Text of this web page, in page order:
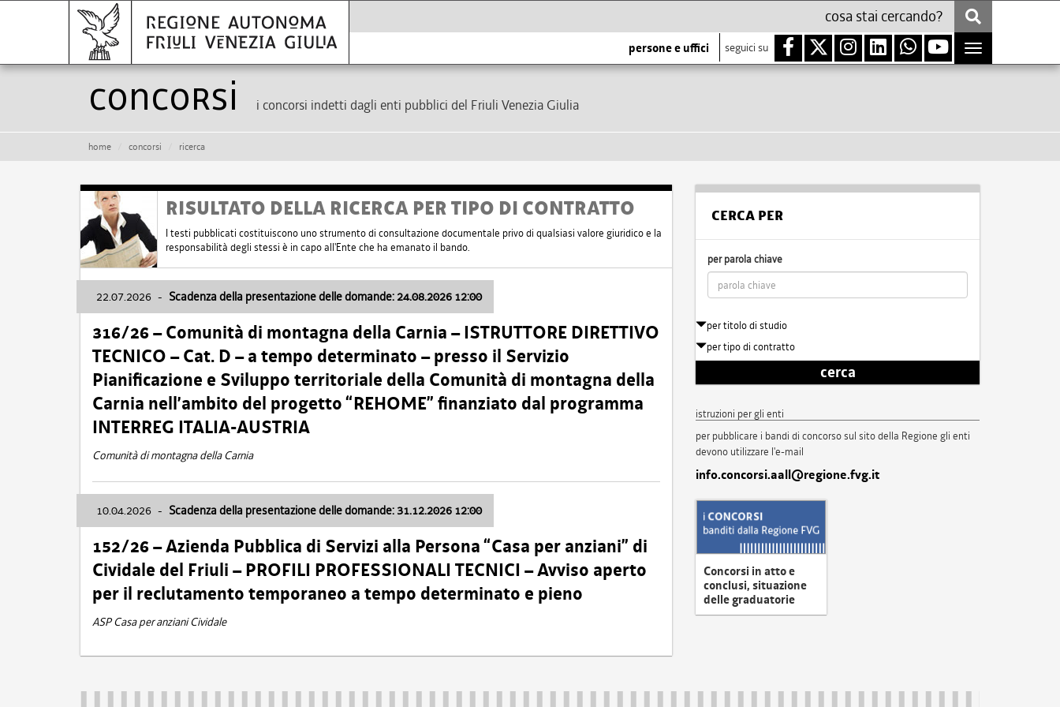
persone e uffici seguici su
Toggle
navigation
Concorsi i concorsi indetti dagli enti pubblici del Friuli Venezia Giulia
home concorsi ricerca
RISULTATO DELLA RICERCA PER TIPO DI CONTRATTO
I testi pubblicati costituiscono uno strumento di consultazione documentale privo di qualsiasi valore giuridico e la
responsabilità degli stessi è in capo all'Ente che ha emanato il bando.
22.07.2026 - Scadenza della presentazione delle domande: 24.08.2026 12:00
316/26 – Comunità di montagna della Carnia – ISTRUTTORE DIRETTIVO
TECNICO – Cat. D – a tempo determinato – presso il Servizio
Pianificazione e Sviluppo territoriale della Comunità di montagna della
Carnia nell’ambito del progetto “REHOME” finanziato dal programma
INTERREG ITALIA-AUSTRIA
Comunità di montagna della Carnia
10.04.2026 - Scadenza della presentazione delle domande: 31.12.2026 12:00
152/26 – Azienda Pubblica di Servizi alla Persona “Casa per anziani” di
Cividale del Friuli – PROFILI PROFESSIONALI TECNICI – Avviso aperto
per il reclutamento temporaneo a tempo determinato e pieno
ASP Casa per anziani Cividale
CERCA PER
per parola chiave
per titolo di studio
per tipo di contratto
cerca
istruzioni per gli enti
per pubblicare i bandi di concorso sul sito della Regione gli enti
devono utilizzare l'e-mail
info.concorsi.aall@regione.fvg.it
Concorsi in atto e
conclusi, situazione
delle graduatorie